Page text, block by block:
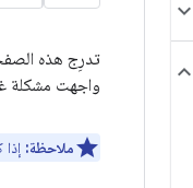
واجهت مشكلة
ملاحظة: